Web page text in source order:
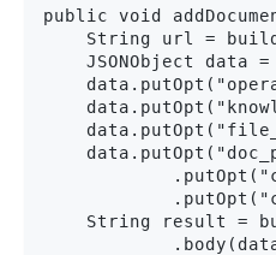
public void
String url =
JSONObject data =
String result =